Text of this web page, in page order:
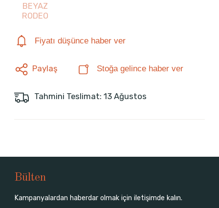
BEYAZ
RODEO
Fiyatı düşünce haber ver
Paylaş Stoğa gelince haber ver
Tahmini Teslimat: 13 Ağustos
Bülten
Kampanyalardan haberdar olmak için iletişimde kalın.